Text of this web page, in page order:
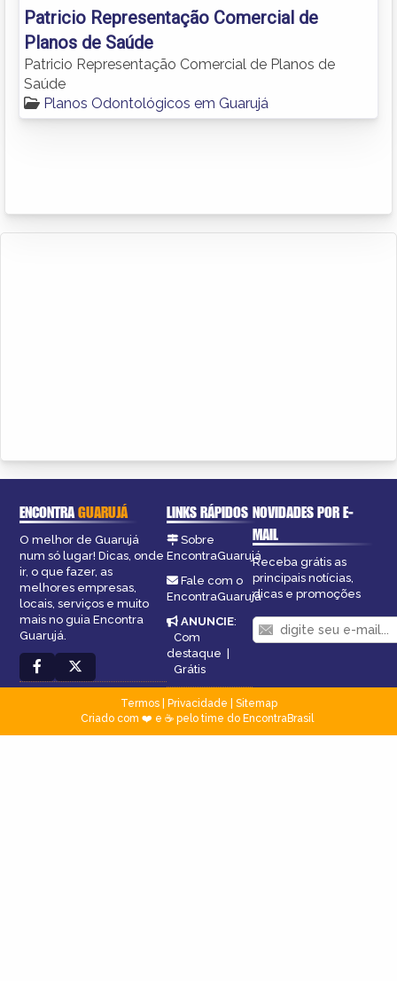
Patricio Representação Comercial de
Planos de Saúde
Patricio Representação Comercial de Planos de
Saúde
Planos Odontológicos em Guarujá
ENCONTRAGUARUJÁ
O melhor de Guarujá
num só lugar! Dicas, onde
ir, o que fazer, as
melhores empresas,
locais, serviços e muito
mais no guia Encontra
Guarujá.
LINKS RÁPIDOS
Sobre
EncontraGuarujá
Fale com o
EncontraGuarujá
ANUNCIE:
Com
destaque |
Grátis
NOVIDADES POR E-
MAIL
Receba grátis as
principais notícias,
dicas e promoções
Termos| Privacidade
Sitemap
Criado com ❤️ e ☕ pelo time do EncontraBrasil